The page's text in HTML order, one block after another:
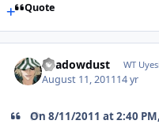
Quote
Shadowdust WT Uyesi
August 11, 201114 yr
On 8/11/2011 at 2:40